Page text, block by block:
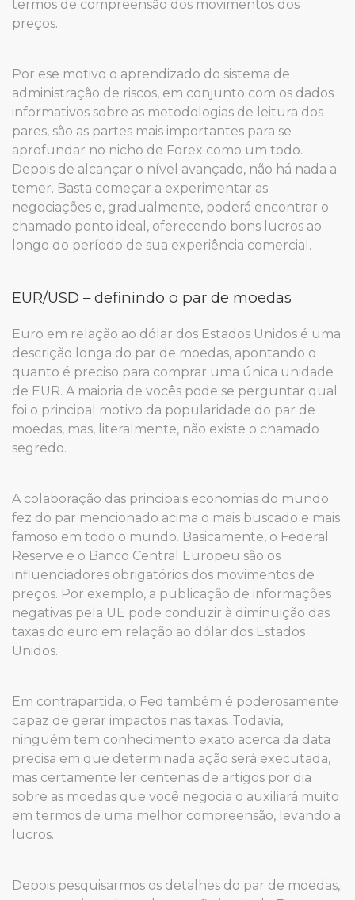
termos de compreensão dos movimentos dos
preços.
Por ese motivo o aprendizado do sistema de
administração de riscos, em conjunto com os dados
informativos sobre as metodologias de leitura dos
pares, são as partes mais importantes para se
aprofundar no nicho de Forex como um todo.
Depois de alcançar o nível avançado, não há nada a
temer. Basta começar a experimentar as
negociações e, gradualmente, poderá encontrar o
chamado ponto ideal, oferecendo bons lucros ao
longo do período de sua experiência comercial.
EUR/USD – definindo o par de moedas
Euro em relação ao dólar dos Estados Unidos é uma
descrição longa do par de moedas, apontando o
quanto é preciso para comprar uma única unidade
de EUR. A maioria de vocês pode se perguntar qual
foi o principal motivo da popularidade do par de
moedas, mas, literalmente, não existe o chamado
segredo.
A colaboração das principais economias do mundo
fez do par mencionado acima o mais buscado e mais
famoso em todo o mundo. Basicamente, o Federal
Reserve e o Banco Central Europeu são os
influenciadores obrigatórios dos movimentos de
preços. Por exemplo, a publicação de informações
negativas pela UE pode conduzir à diminuição das
taxas do euro em relação ao dólar dos Estados
Unidos.
Em contrapartida, o Fed também é poderosamente
capaz de gerar impactos nas taxas. Todavia,
ninguém tem conhecimento exato acerca da data
precisa em que determinada ação será executada,
mas certamente ler centenas de artigos por dia
sobre as moedas que você negocia o auxiliará muito
em termos de uma melhor compreensão, levando a
lucros.
Depois pesquisarmos os detalhes do par de moedas,